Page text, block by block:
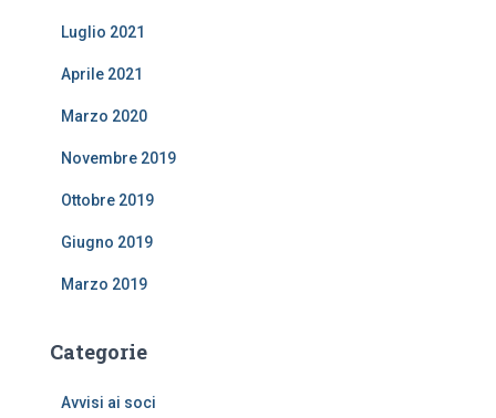
Luglio 2021
Aprile 2021
Marzo 2020
Novembre 2019
Ottobre 2019
Giugno 2019
Marzo 2019
Categorie
Avvisi ai soci